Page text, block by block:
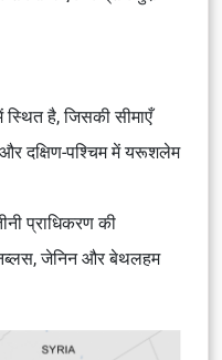
है, जिसकी सीमाएँ
और दक्षिण-पश्चिम में यरूशलेम
प्राधिकरण की
नब्लस, जेनिन और बेथलहम